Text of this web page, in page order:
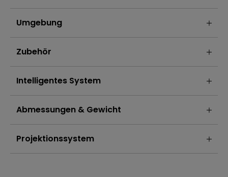
Umgebung
Zubehör
Intelligentes System
Abmessungen & Gewicht
Projektionssystem